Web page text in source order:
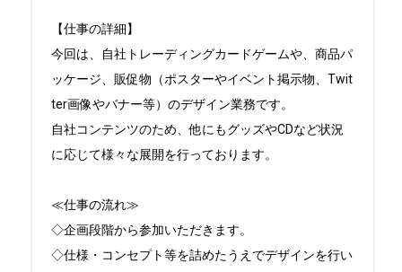
【仕事の詳細】
今回は、自社トレーディングカードゲームや、商品パ
ッケージ、販促物（ポスターやイベント掲示物、Twit
ter画像やバナー等）のデザイン業務です。
自社コンテンツのため、他にもグッズやCDなど状況
に応じて様々な展開を行っております。
≪仕事の流れ≫
◇企画段階から参加いただきます。
◇仕様・コンセプト等を詰めたうえでデザインを行い